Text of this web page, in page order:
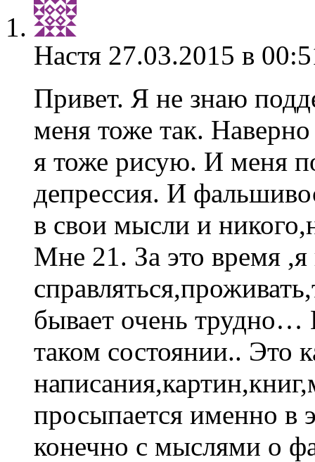
Настя 27.03.2015 в
Привет. Я не знаю
меня тоже так.
я тоже рисую. И меня
депрессия. И
в свои мысли и
Мне 21. За это время ,я
бывает очень
таком состоянии.. Это
просыпается именно в
конечно с мыслями о